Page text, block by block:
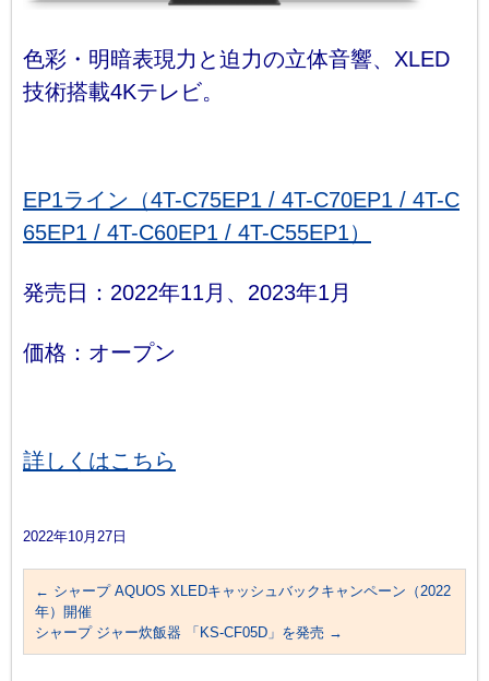
色彩・明暗表現力と迫力の立体音響、XLED
技術搭載4Kテレビ。
EP1ライン（4T-C75EP1 / 4T-C70EP1 / 4T-C
65EP1 / 4T-C60EP1 / 4T-C55EP1）
発売日：2022年11月、2023年1月
価格：オープン
詳しくはこちら
2022年10月27日
← シャープ AQUOS XLEDキャッシュバックキャンペーン（2022
年）開催
シャープ ジャー炊飯器 「KS-CF05D」を発売 →